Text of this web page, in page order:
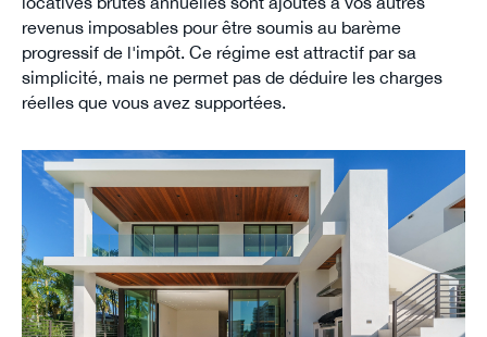
revenus imposables pour être soumis au barème
progressif de l'impôt. Ce régime est attractif par sa
simplicité, mais ne permet pas de déduire les charges
réelles que vous avez supportées.